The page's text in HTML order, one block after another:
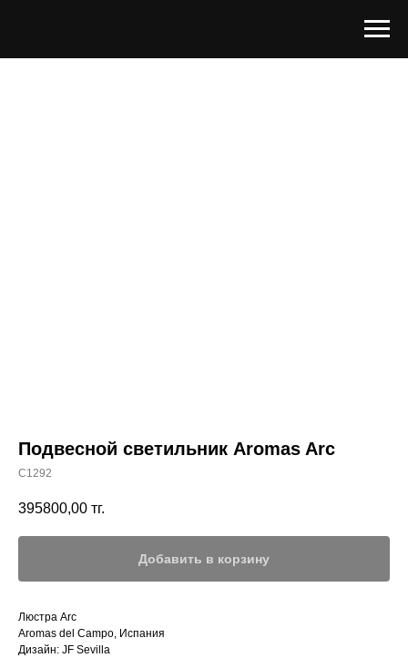
Подвесной светильник Aromas Arc
C1292
395800,00 тг.
Добавить в корзину
Люстра Arc
Aromas del Campo, Испания
Дизайн: JF Sevilla